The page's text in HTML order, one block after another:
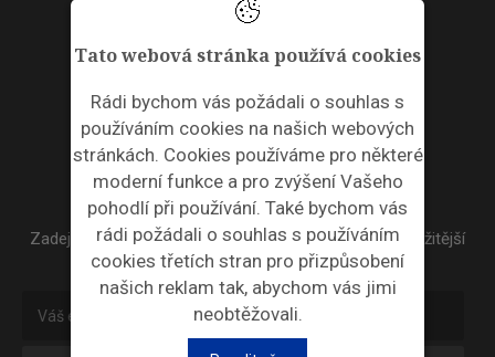
Tato webová stránka používá cookies
Rádi bychom vás požádali o souhlas s
používáním cookies na našich webových
stránkách. Cookies používáme pro některé
moderní funkce a pro zvýšení Vašeho
pohodlí při používání. Také bychom vás
rádi požádali o souhlas s používáním
cookies třetích stran pro přizpůsobení
našich reklam tak, abychom vás jimi
neobtěžovali.
Akce
ODPADNÍ PLASTY
NEWSLETTER
Zadejte váš email a my Vám budeme zasílat ty nejdůležitější
informace, maximálně 1x týdně.